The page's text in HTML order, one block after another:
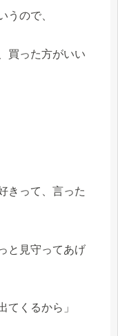
うので、
買った方がいい
きって、言った
と見守ってあげ
てくるから」